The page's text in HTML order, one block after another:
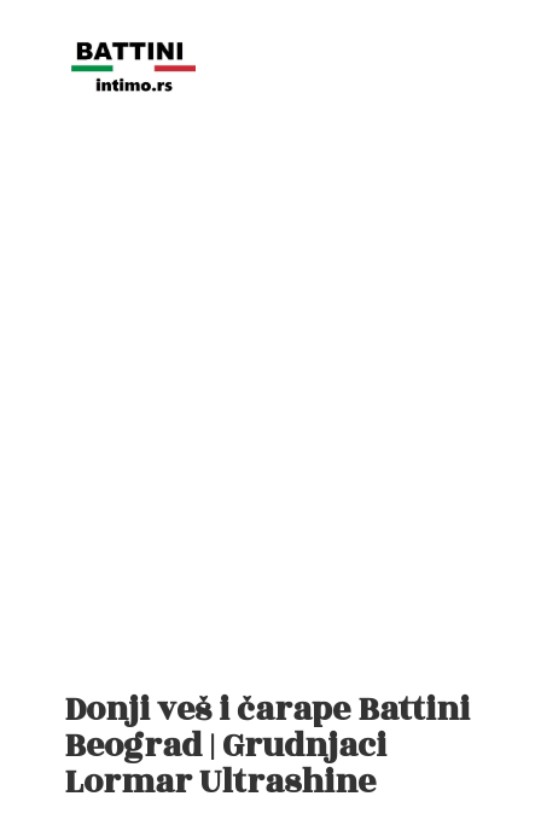
Donji veš i čarape Battini
Beograd | Grudnjaci
Lormar Ultrashine